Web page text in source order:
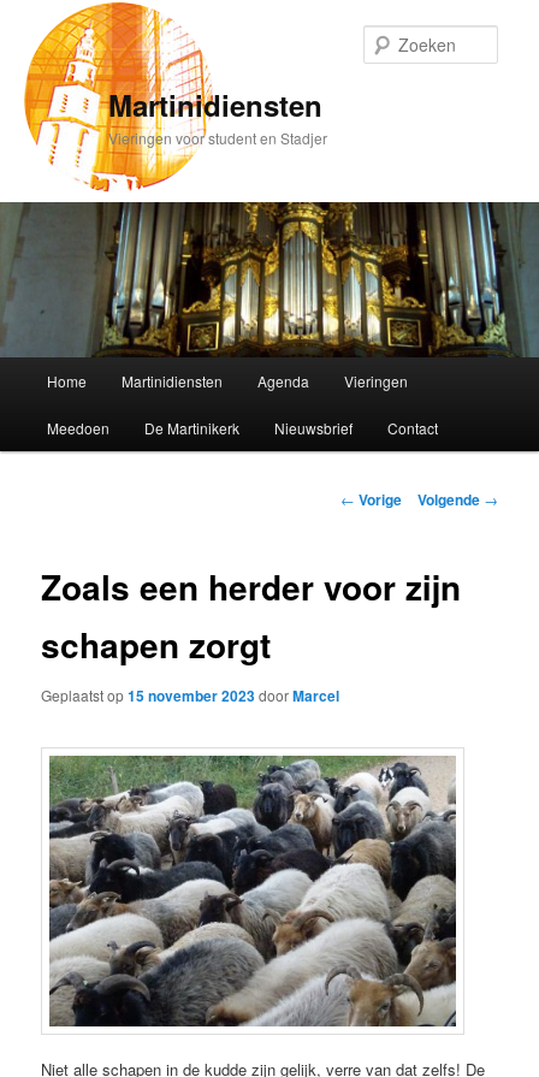
primaire
inhoud
Martinidiensten
Vieringen voor student en Stadjer
Home Martinidiensten Agenda Vieringen
Meedoen De Martinikerk Nieuwsbrief Contact
Bericht
← Vorige Volgende →
Zoals een herder voor zijn
schapen zorgt
Geplaatst op15 november 2023doorMarcel
Niet alle schapen in de kudde zijn gelijk, verre van dat zelfs! De